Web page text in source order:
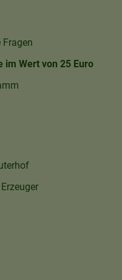
Fragen
im Wert von 25 Euro